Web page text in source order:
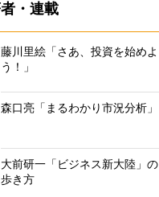
・連載
藤川里絵「さあ、投資を始めよ
う！」
森口亮「まるわかり市況分析」
大前研一「ビジネス新大陸」の
歩き方